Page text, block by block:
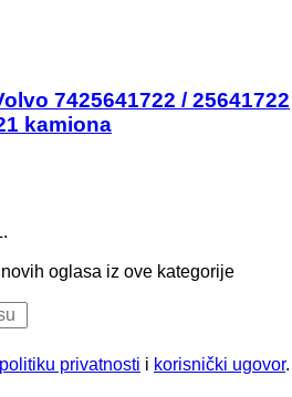
7425641722 / 25641722
kamiona
oglasa iz ove kategorije
politiku privatnosti i korisnički ugovor.